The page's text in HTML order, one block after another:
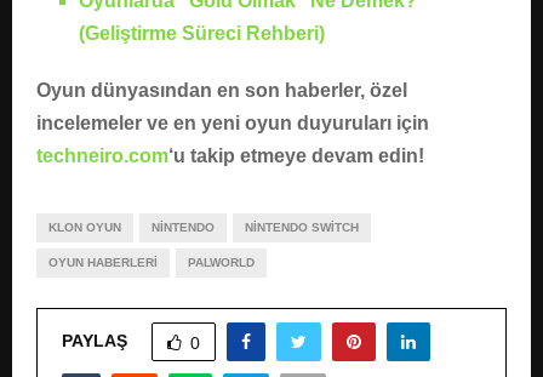
(Geliştirme Süreci Rehberi)
Oyun dünyasından en son haberler, özel
incelemeler ve en yeni oyun duyuruları için
techneiro.com‘u takip etmeye devam edin!
KLON OYUN NINTENDO NINTENDO SWITCH
OYUN HABERLERI PALWORLD
PAYLAŞ 0